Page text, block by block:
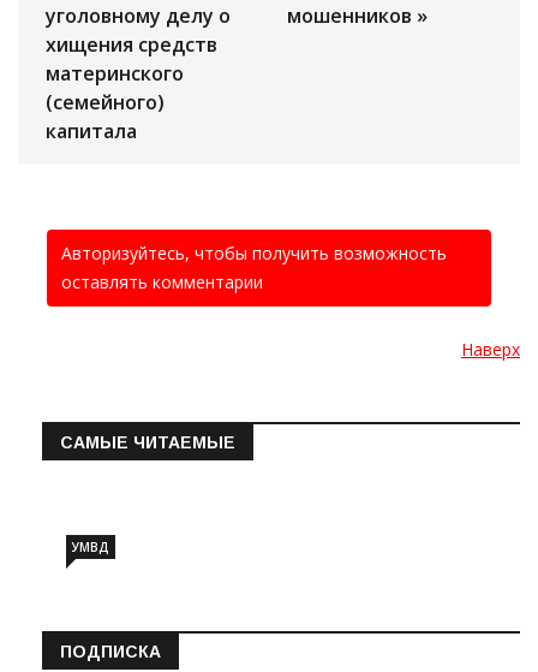
уголовному делу о
хищения средств
материнского
(семейного)
капитала
мошенников »
Авторизуйтесь, чтобы получить возможность
оставлять комментарии
Наверх
САМЫЕ ЧИТАЕМЫЕ
УМВД
ПОДПИСКА